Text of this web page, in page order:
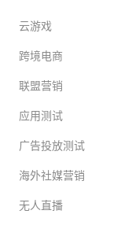
云游戏
跨境电商
联盟营销
应用测试
广告投放测试
海外社媒营销
无人直播